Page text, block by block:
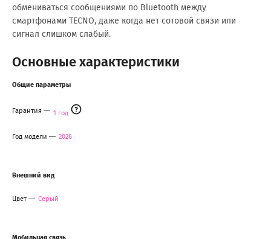
обмениваться сообщениями по Bluetooth между
смартфонами TECNO, даже когда нет сотовой связи или
сигнал слишком слабый.
Основные характеристики
Общие параметры
Гарантия 1 год
Год модели 2026
Внешний вид
Цвет Серый
Мобильная связь